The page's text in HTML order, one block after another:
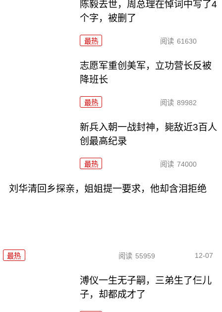
陈毅去世，周总理在悼词中写了4
个字，被删了
最热 阅读 61630
志愿军重创美军，立功营长反被
降班长
最热 阅读 89982
新兵入朝一战封神，毙敌近3百人
创最高纪录
最热 阅读 74000
刘华清回乡探亲，姐姐提一要求，他却含泪拒绝
最热 阅读 55959 12-07
溥仪一生无子嗣，三弟生了仨儿
子，却都成才了